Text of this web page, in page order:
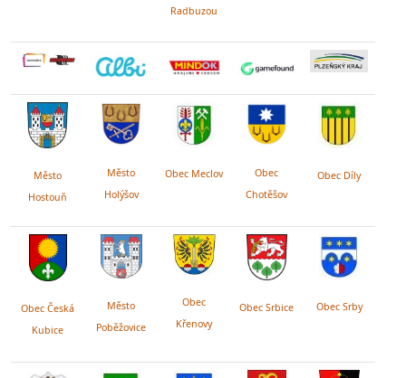
Radbuzou
Město
Hostouň
Město
Holýšov
Obec Meclov
Obec
Chotěšov
Obec Díly
Obec Česká
Kubice
Město
Poběžovice
Obec
Křenovy
Obec Srbice Obec Srby